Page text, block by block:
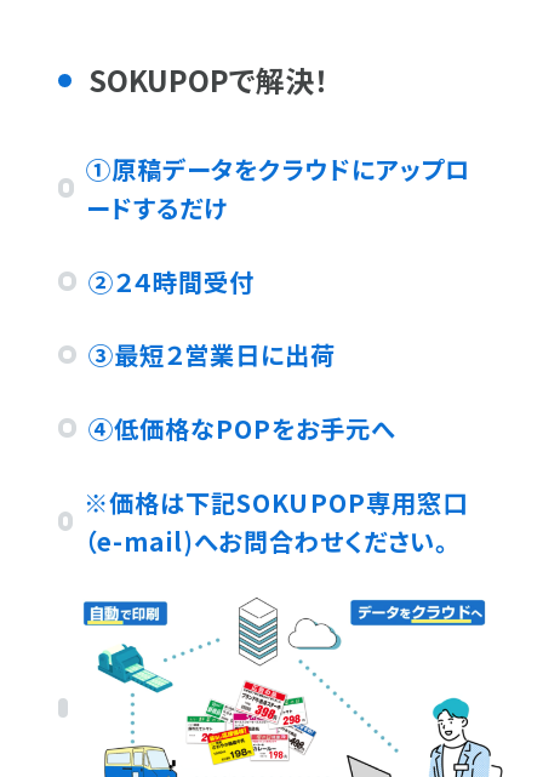
SOKUPOPで解決！
①原稿データをクラウドにアップロ
ードするだけ
②２４時間受付
③最短２営業日に出荷
④低価格なPOPをお手元へ
※価格は下記SOKUPOP専用窓口
（e-mail)へお問合わせください。